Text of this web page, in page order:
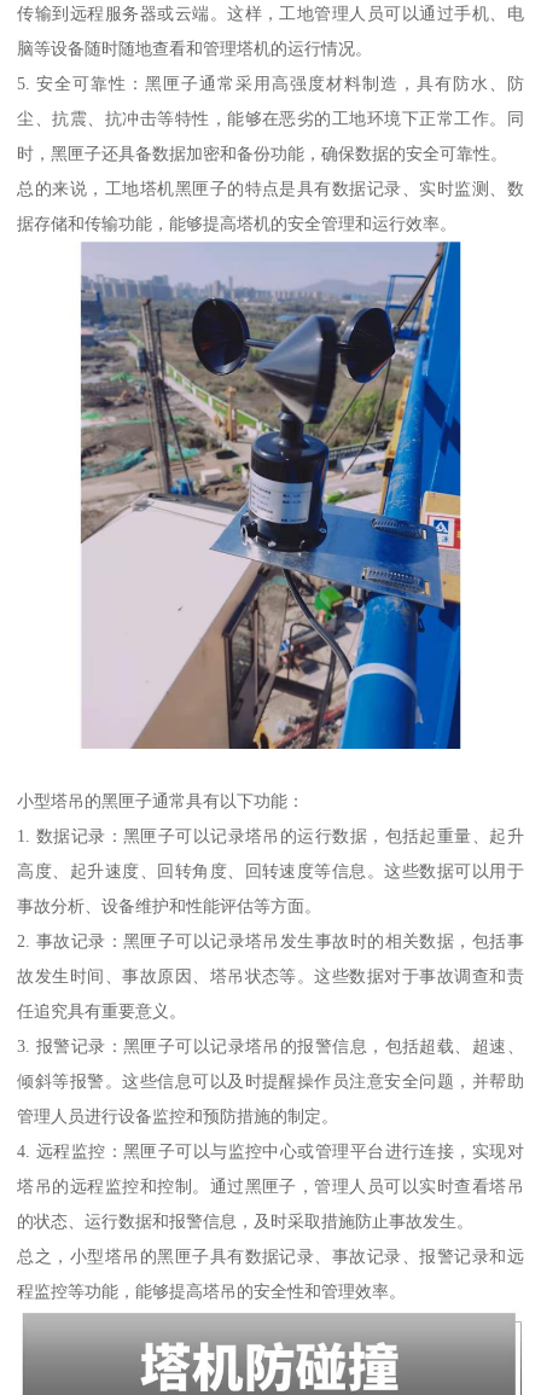
传输到远程服务器或云端。这样，工地管理人员可以通过手机、电
脑等设备随时随地查看和管理塔机的运行情况。
5. 安全可靠性：黑匣子通常采用高强度材料制造，具有防水、防
尘、抗震、抗冲击等特性，能够在恶劣的工地环境下正常工作。同
时，黑匣子还具备数据加密和备份功能，确保数据的安全可靠性。
总的来说，工地塔机黑匣子的特点是具有数据记录、实时监测、数
据存储和传输功能，能够提高塔机的安全管理和运行效率。
小型塔吊的黑匣子通常具有以下功能：
1. 数据记录：黑匣子可以记录塔吊的运行数据，包括起重量、起升
高度、起升速度、回转角度、回转速度等信息。这些数据可以用于
事故分析、设备维护和性能评估等方面。
2. 事故记录：黑匣子可以记录塔吊发生事故时的相关数据，包括事
故发生时间、事故原因、塔吊状态等。这些数据对于事故调查和责
任追究具有重要意义。
3. 报警记录：黑匣子可以记录塔吊的报警信息，包括超载、超速、
倾斜等报警。这些信息可以及时提醒操作员注意安全问题，并帮助
管理人员进行设备监控和预防措施的制定。
4. 远程监控：黑匣子可以与监控中心或管理平台进行连接，实现对
塔吊的远程监控和控制。通过黑匣子，管理人员可以实时查看塔吊
的状态、运行数据和报警信息，及时采取措施防止事故发生。
总之，小型塔吊的黑匣子具有数据记录、事故记录、报警记录和远
程监控等功能，能够提高塔吊的安全性和管理效率。